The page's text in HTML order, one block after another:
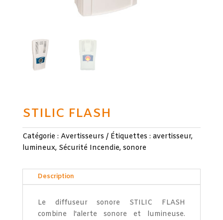
STILIC FLASH
Catégorie : Avertisseurs Étiquettes : avertisseur,
lumineux, Sécurité Incendie, sonore
Description
Le diffuseur sonore STILIC FLASH
combine l'alerte sonore et lumineuse.